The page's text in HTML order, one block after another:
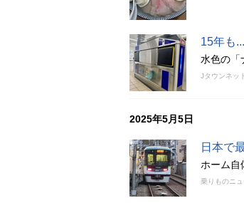
15年も
水色の「
Jタウンネッ
2025年5月5日
日本で
ホーム自
乗りものニュ